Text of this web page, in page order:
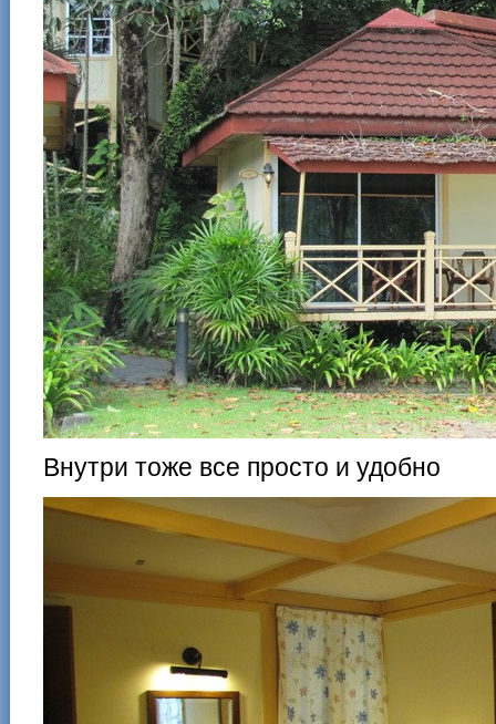
Внутри тоже все просто и удобно